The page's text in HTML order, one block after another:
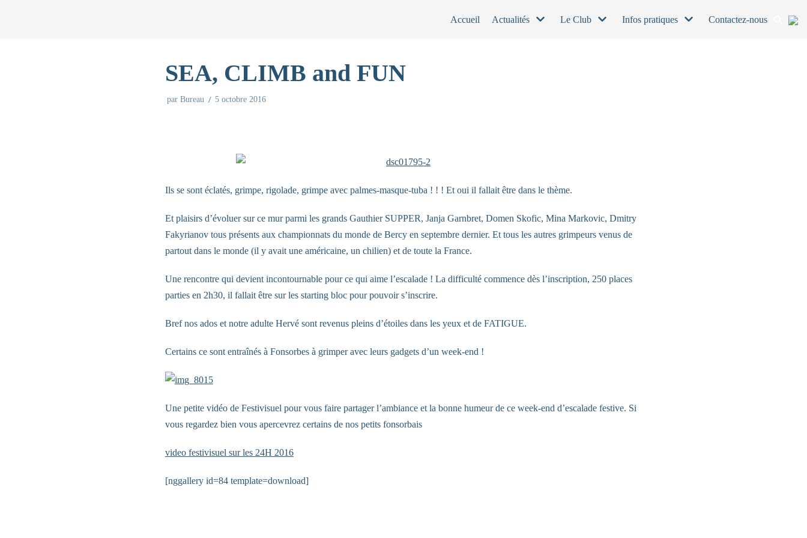
Accueil Actualités Le Club Infos pratiques Contactez-nous
SEA, CLIMB and FUN
par Bureau 5 octobre 2016
Ils se sont éclatés, grimpe, rigolade, grimpe avec palmes-masque-tuba ! ! ! Et oui il fallait être dans le thème.
Et plaisirs d’évoluer sur ce mur parmi les grands Gauthier SUPPER, Janja Garnbret, Domen Skofic, Mina Markovic, Dmitry
Fakyrianov tous présents aux championnats du monde de Bercy en septembre dernier. Et tous les autres grimpeurs venus de
partout dans le monde (il y avait une américaine, un chilien) et de toute la France.
Une rencontre qui devient incontournable pour ce qui aime l’escalade ! La difficulté commence dès l’inscription, 250 places
parties en 2h30, il fallait être sur les starting bloc pour pouvoir s’inscrire.
Bref nos ados et notre adulte Hervé sont revenus pleins d’étoiles dans les yeux et de FATIGUE.
Certains ce sont entraînés à Fonsorbes à grimper avec leurs gadgets d’un week-end !
Une petite vidéo de Festivisuel pour vous faire partager l’ambiance et la bonne humeur de ce week-end d’escalade festive. Si
vous regardez bien vous apercevrez certains de nos petits fonsorbais
video festivisuel sur les 24H 2016
[nggallery id=84 template=download]